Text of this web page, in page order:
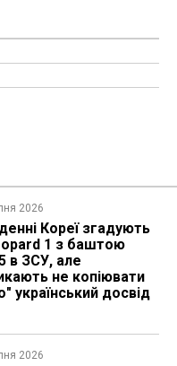
2026
Кореї згадують
1 з баштою
в ЗСУ, але
не копіювати
український досвід
2026